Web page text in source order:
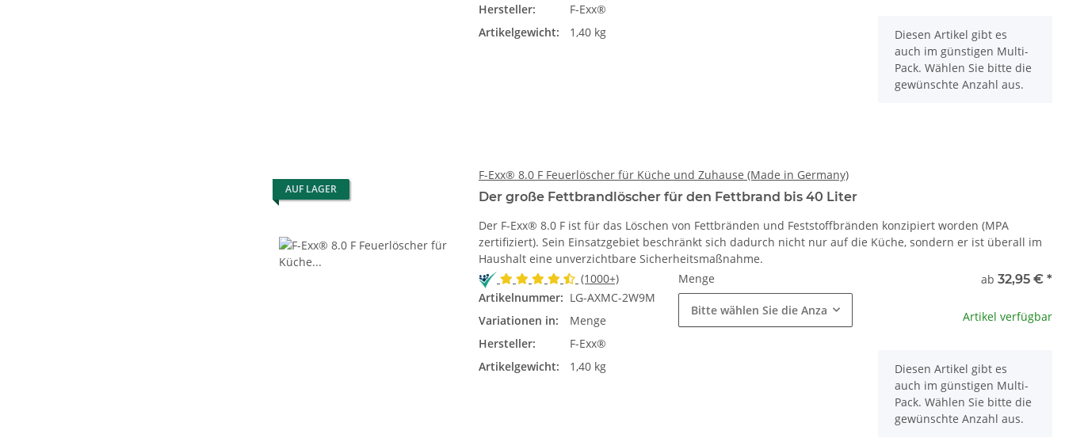
Hersteller:
F-Exx®
Artikelgewicht:
1,40 kg x
Diesen Artikel gibt es
auch im günstigen Multi-
Pack. Wählen Sie bitte die
gewünschte Anzahl aus.
AUF LAGER
F-Exx® 8.0 F Feuerlöscher für Küche und Zuhause (Made in Germany)
Der große Fettbrandlöscher für den Fettbrand bis 40 Liter
Der F-Exx® 8.0 F ist für das Löschen von Fettbränden und Feststoffbränden konzipiert worden (MPA
zertifiziert). Sein Einsatzgebiet beschränkt sich dadurch nicht nur auf die Küche, sondern er ist überall im
Haushalt eine unverzichtbare Sicherheitsmaßnahme.
(1000+)
Artikelnummer: LG-AXMC-2W9M
Variationen in:
Menge
Hersteller:
F-Exx®
Artikelgewicht:
1,40 kg
Menge
Bitte wählen Sie die Anzahl.
ab 32,95 € *
Artikel verfügbar
x
Diesen Artikel gibt es
auch im günstigen Multi-
Pack. Wählen Sie bitte die
gewünschte Anzahl aus.